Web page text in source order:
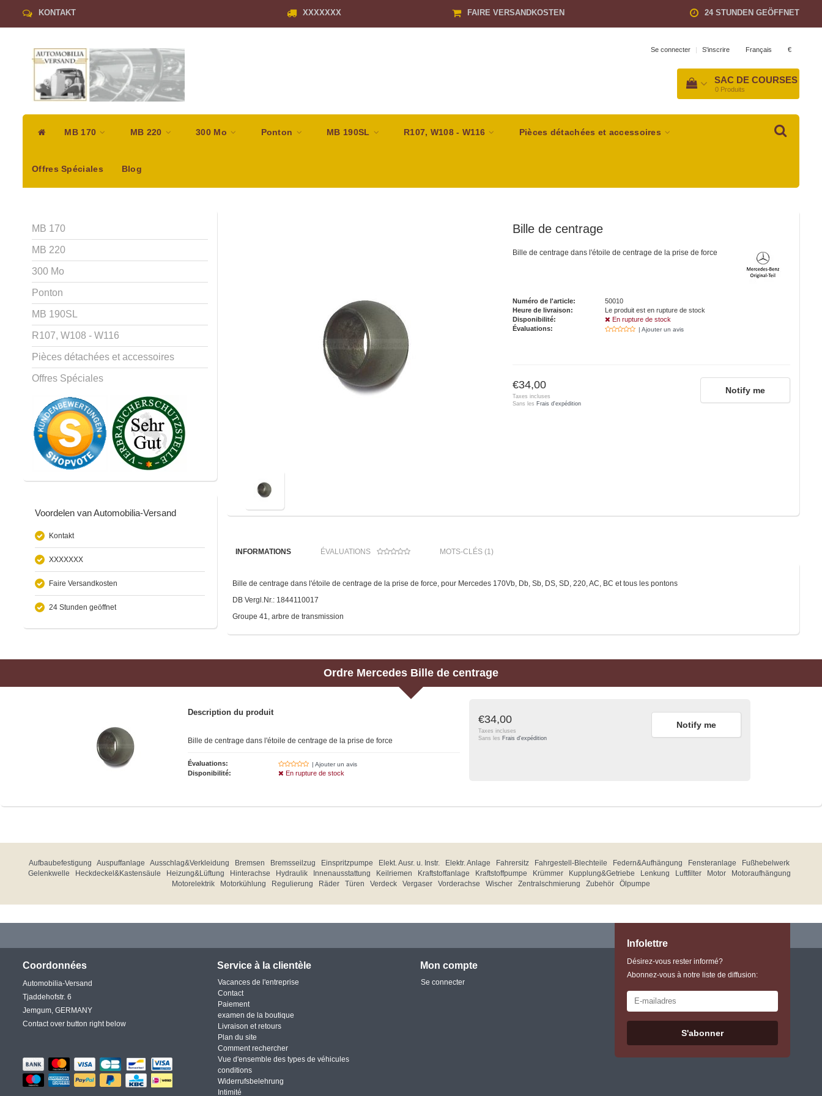
KONTAKT XXXXXXX FAIRE VERSANDKOSTEN 24 STUNDEN GEÖFFNET
Se connecter | S'inscrire Français €
SAC DE COURSES
0 Produits
MB 170 MB 220 300 Mo Ponton MB 190SL R107, W108 - W116 Pièces détachées et accessoires
Offres Spéciales Blog
MB 170
MB 220
300 Mo
Ponton
MB 190SL
R107, W108 - W116
Pièces détachées et accessoires
Offres Spéciales
Voordelen van Automobilia-Versand
Kontakt
XXXXXXX
Faire Versandkosten
24 Stunden geöffnet
Bille de centrage
Bille de centrage dans l'étoile de centrage de la prise de force
Numéro de l'article:
50010
Heure de livraison:
Le produit est en rupture de stock
Disponibilité:
En rupture de stock
Évaluations:
| Ajouter un avis
€34,00
Taxes incluses
Sans les Frais d'expédition
Notify me
INFORMATIONS ÉVALUATIONS MOTS-CLÉS (1)
Bille de centrage dans l'étoile de centrage de la prise de force, pour Mercedes 170Vb, Db, Sb, DS, SD, 220, AC, BC et tous les pontons
DB Vergl.Nr.: 1844110017
Groupe 41, arbre de transmission
Ordre Mercedes Bille de centrage
Description du produit
Bille de centrage dans l'étoile de centrage de la prise de force
Évaluations: | Ajouter un avis
Disponibilité: En rupture de stock
€34,00
Taxes incluses
Sans les Frais d'expédition
Notify me
Aufbaubefestigung Auspuffanlage Ausschlag&Verkleidung Bremsen Bremsseilzug Einspritzpumpe Elekt. Ausr. u. Instr. Elektr. Anlage Fahrersitz Fahrgestell-Blechteile Federn&Aufhängung Fensteranlage
Fußhebelwerk
Gelenkwelle
Heckdeckel&Kastensäule Heizung&Lüftung Hinterachse Hydraulik Innenausstattung Keilriemen Kraftstoffanlage Kraftstoffpumpe Krümmer Kupplung&Getriebe Lenkung Luftfilter Motor
Motoraufhängung
Motorelektrik
Motorkühlung Regulierung Räder Türen Verdeck Vergaser Vorderachse Wischer Zentralschmierung Zubehör Ölpumpe
Coordonnées
Automobilia-Versand
Tjaddehofstr. 6
Jemgum, GERMANY
Contact over button right below
Service à la clientèle
Vacances de l'entreprise
Contact
Paiement
examen de la boutique
Livraison et retours
Plan du site
Comment rechercher
Vue d'ensemble des types de véhicules
conditions
Widerrufsbelehrung
Intimité
Mon compte
Se connecter
Infolettre
Désirez-vous rester informé?
Abonnez-vous à notre liste de diffusion:
S'abonner